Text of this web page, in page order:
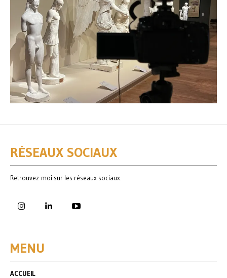
RÉSEAUX SOCIAUX
Retrouvez-moi sur les réseaux sociaux.
MENU
ACCUEIL